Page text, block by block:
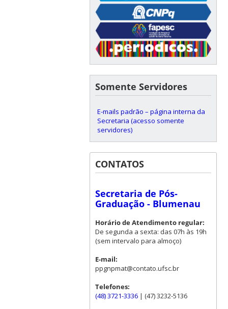
Somente Servidores
E-mails padrão – página interna da
Secretaria (acesso somente
servidores)
CONTATOS
Secretaria de Pós-
Graduação - Blumenau
Horário de Atendimento regular:
De segunda a sexta: das 07h às 19h
(sem intervalo para almoço)
E-mail:
ppgnpmat@contato.ufsc.br
Telefones:
(48) 3721-3336| (47) 3232-5136